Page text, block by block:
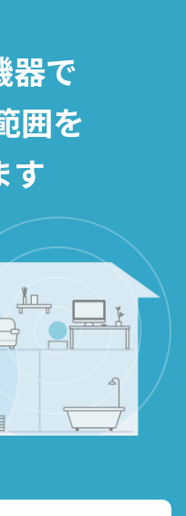
器で
囲を
す